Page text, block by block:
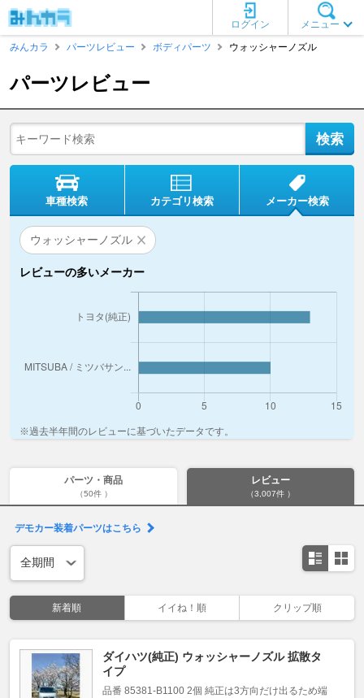
メニュー
ログイン
みんカラ
パーツレビュー ボディパーツ ウォッシャーノズル
パーツレビュー
車種検索 カテゴリ検索 メーカー検索
ウォッシャーノズル
レビューの多いメーカー
※過去半年間のレビューに基づいたデータです。
パーツ・商品
（50件 ）
レビュー
（3,007件 ）
デモカー装着パーツはこちら
新着順 イイね！順 クリップ順
ダイハツ(純正) ウォッシャーノズル 拡散タ
イプ
品番 85381-B1100 2個 純正は3方向だけ出るため端